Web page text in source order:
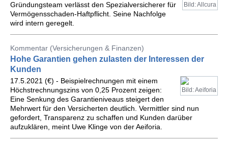
Bild: Allcura
Gründungsteam verlässt den Spezialversicherer für
Vermögensschaden-Haftpflicht. Seine Nachfolge
wird intern geregelt.
Kommentar (Versicherungen & Finanzen)
Hohe Garantien gehen zulasten der Interessen der
Kunden
Bild: Aeiforia
17.5.2021 (€) - Beispielrechnungen mit einem
Höchstrechnungszins von 0,25 Prozent zeigen:
Eine Senkung des Garantieniveaus steigert den
Mehrwert für den Versicherten deutlich. Vermittler sind nun
gefordert, Transparenz zu schaffen und Kunden darüber
aufzuklären, meint Uwe Klinge von der Aeiforia.